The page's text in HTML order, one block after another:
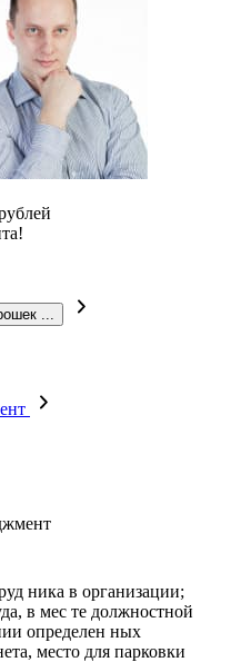
...
ника в организации;
в мес те должностной
определен ных
место для парковки